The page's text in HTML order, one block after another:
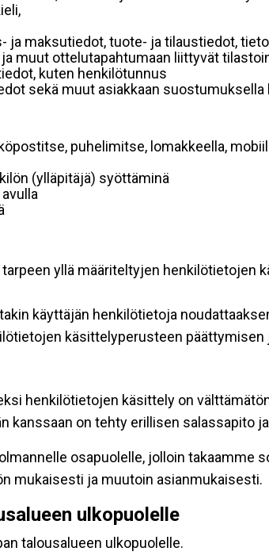
ja maksutiedot, tuote- ja tilaustiedot,
muut ottelutapahtumaan liittyvät
kuten henkilötunnus
sekä muut asiakkaan
puhelimitse, lomakkeella,
(ylläpitäjä) syöttäminä
yllä määriteltyjen
käyttäjän henkilötietoja
käsittelyperusteen päättymisen
henkilötietojen käsittely on
kanssaan on tehty erillisen salassapito
osapuolelle, jolloin takaamme
mukaisesti ja muutoin asianmukaisesti.
ulkopuolelle
talousalueen ulkopuolelle.